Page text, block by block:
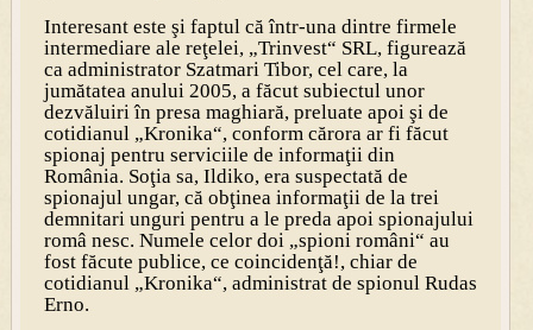
Interesant este şi faptul că într-una dintre firmele
intermediare ale reţelei, „Trinvest“ SRL, figurează
ca administrator Szatmari Tibor, cel care, la
jumătatea anului 2005, a făcut subiectul unor
dezvăluiri în presa maghiară, preluate apoi şi de
cotidianul „Kronika“, conform cărora ar fi făcut
spionaj pentru serviciile de informaţii din
România. Soţia sa, Ildiko, era suspectată de
spionajul ungar, că obţinea informaţii de la trei
demnitari unguri pentru a le preda apoi spionajului
româ nesc. Numele celor doi „spioni români“ au
fost făcute publice, ce coincidenţă!, chiar de
cotidianul „Kronika“, administrat de spionul Rudas
Erno.